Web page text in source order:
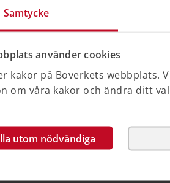
Samtycke
använder cookies
kakor på Boverkets webbplats.
om våra kakor och ändra ditt
utom nödvändiga
som en del av Boverkets
(dnr 149/2020).
på Boverkets webbplats mellan
som pdf på Boverkets
uppdateras kan den innehålla
miljö, del 1 - Strategiska